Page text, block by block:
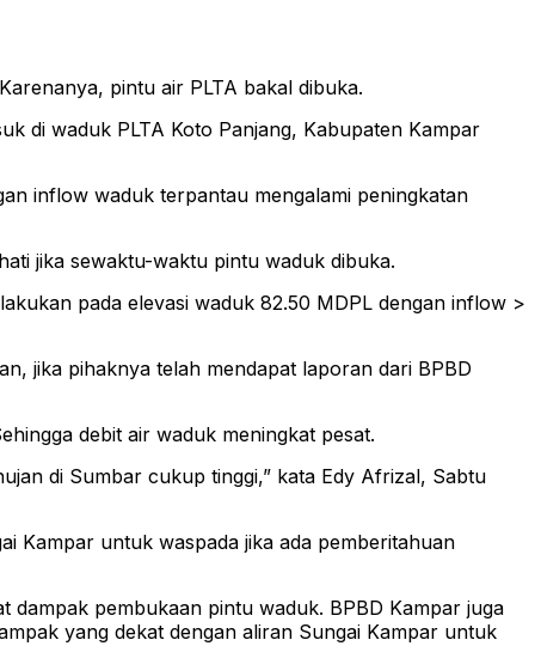
pintu air PLTA bakal dibuka.
di waduk PLTA Koto Panjang, Kabupaten Kampar
inflow waduk terpantau mengalami peningkatan
jika sewaktu-waktu pintu waduk dibuka.
pada elevasi waduk 82.50 MDPL dengan inflow >
jika pihaknya telah mendapat laporan dari BPBD
debit air waduk meningkat pesat.
di Sumbar cukup tinggi,” kata Edy Afrizal, Sabtu
Kampar untuk waspada jika ada pemberitahuan
dampak pembukaan pintu waduk. BPBD Kampar juga
yang dekat dengan aliran Sungai Kampar untuk